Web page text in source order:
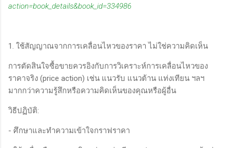
action=book_details&book_id=334986
1. ใช้สัญญาณจากการเคลื่อนไหวของราคา ไม่ใช่ความคิดเห็น
การตัดสินใจซื้อขายควรอิงกับการวิเคราะห์การเคลื่อนไหวของ
ราคาจริง (price action) เช่น แนวรับ แนวต้าน แท่งเทียน ฯลฯ
มากกว่าความรู้สึกหรือความคิดเห็นของคุณหรือผู้อื่น
วิธีปฏิบัติ:
- ศึกษาและทำความเข้าใจกราฟราคา